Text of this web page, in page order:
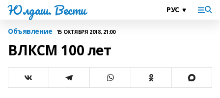
Юлдаш. Вести
Объявление 15 ОКТЯБРЯ 2018, 21:00
ВЛКСМ 100 лет